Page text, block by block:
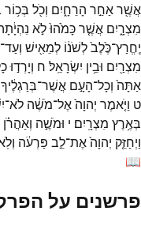
אֲשֶׁ֖ראַחַ֣ר הָרֵחָ֑יִם וְכֹ֖ל בְּכ֥וֹר
מִצְרָ֑יִם אֲשֶׁ֤רכָּמֹ֙הוּ֙לֹ֣א
יֶֽחֱרַץ־כֶּ֙לֶב֙לְשֹׁנ֔וֹ לְמֵאִ֖ישׁ וְעַד־
מִצְרַ֖יִם וּבֵ֥ין יִשְׂרָאֵֽל׃ ח וְיָרְד֣וּ
אַתָּה֙ וְכָל־הָעָ֣ם אֲשֶׁר־בְּרַגְלֶ֔יךָ
ט וַיֹּ֤אמֶר יְהוָה֙אֶל־מֹשֶׁ֔ה לֹא־
בְּאֶ֥רֶץ מִצְרָֽיִם׃ י וּמֹשֶׁ֣ה וְאַהֲרֹ֗ן
וַיְחַזֵּ֤ק יְהוָה֙אֶת־לֵ֣ב פַּרְעֹ֔ה
📖
פרשנים על